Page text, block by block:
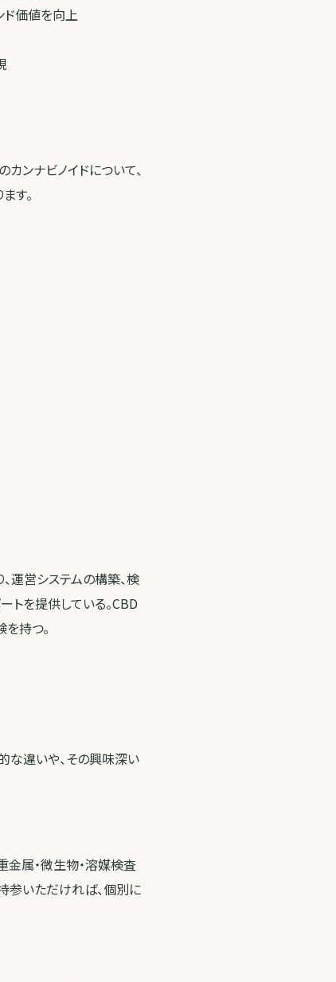
ド価値を向上
ンナビノイドについて、
す。
運営システムの構築、検
トを提供している。CBD
持つ。
な違いや、その興味深い
金属・微生物・溶媒検査
参いただければ、個別に